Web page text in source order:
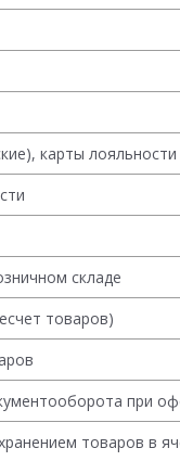
карты лояльности
складе
товаров)
при
товаров в